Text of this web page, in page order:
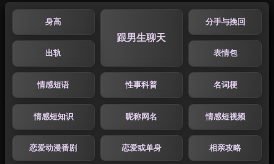
身高
跟男生聊天
分手与挽回
出轨 表情包
情感短语 性事科普 名词梗
情感短知识 昵称网名 情感短视频
恋爱动漫番剧 恋爱或单身 相亲攻略